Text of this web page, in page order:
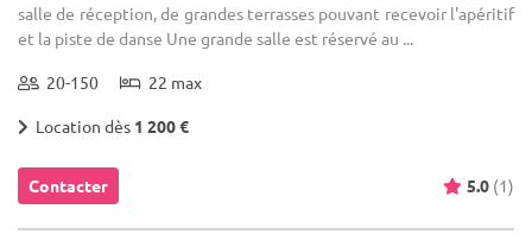
salle de réception, de grandes terrasses pouvant recevoir l'apéritif
et la piste de danse Une grande salle est réservé au ...
20-150 22 max
Location dès 1 200 €
Contacter 5.0 (1)